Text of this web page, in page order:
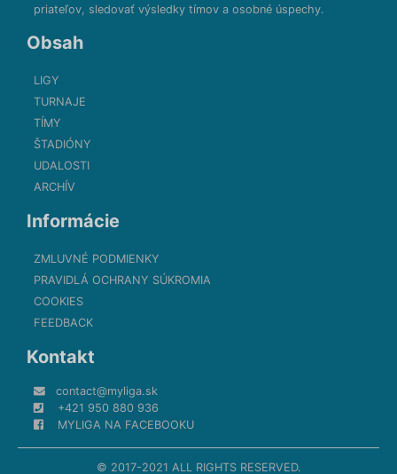
priateľov, sledovať výsledky tímov a osobné úspechy.
Obsah
LIGY
TURNAJE
TÍMY
ŠTADIÓNY
UDALOSTI
ARCHÍV
Informácie
ZMLUVNÉ PODMIENKY
PRAVIDLÁ OCHRANY SÚKROMIA
COOKIES
FEEDBACK
Kontakt
contact@myliga.sk
+421 950 880 936
MYLIGA NA FACEBOOKU
© 2017-2021 ALL RIGHTS RESERVED.